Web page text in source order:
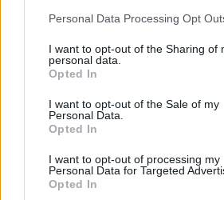
Please note that this website/app uses
not limited to your visit or usage
grant or deny consent to Google and
use your data for below specified
consent section.
Personal Data Processing Opt
I want to opt-out of the Sharing of
personal data.
Opted In
I want to opt-out of the Sale of my
Personal Data.
Opted In
I want to opt-out of processing my
Personal Data for Targeted
Opted In
Αν και πολλοί νέοι
αγοράς είναι ξεκάθαρη: η
ακριβώς όπου υπάρχει και το
Σάτσου, δεν πρόκειται για
για την ικανότητα να αναλαμβάνει
να αναλύει τα δεδομένα και να
το επόμενο βήμα.